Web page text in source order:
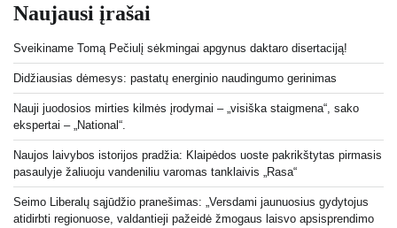
Naujausi įrašai
Sveikiname Tomą Pečiulį sėkmingai apgynus daktaro disertaciją!
Didžiausias dėmesys: pastatų energinio naudingumo gerinimas
Nauji juodosios mirties kilmės įrodymai – „visiška staigmena“, sako
ekspertai – „National“.
Naujos laivybos istorijos pradžia: Klaipėdos uoste pakrikštytas pirmasis
pasaulyje žaliuoju vandeniliu varomas tanklaivis „Rasa“
Seimo Liberalų sąjūdžio pranešimas: „Versdami jaunuosius gydytojus
atidirbti regionuose, valdantieji pažeidė žmogaus laisvo apsisprendimo